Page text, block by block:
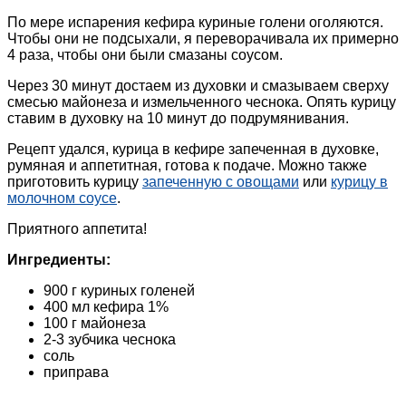
По мере испарения кефира куриные голени оголяются.
Чтобы они не подсыхали, я переворачивала их примерно
4 раза, чтобы они были смазаны соусом.
Через 30 минут достаем из духовки и смазываем сверху
смесью майонеза и измельченного чеснока. Опять курицу
ставим в духовку на 10 минут до подрумянивания.
Рецепт удался, курица в кефире запеченная в духовке,
румяная и аппетитная, готова к подаче. Можно также
приготовить курицу запеченную с овощами или курицу в
молочном соусе.
Приятного аппетита!
Ингредиенты:
900 г куриных голеней
400 мл кефира 1%
100 г майонеза
2-3 зубчика чеснока
соль
приправа